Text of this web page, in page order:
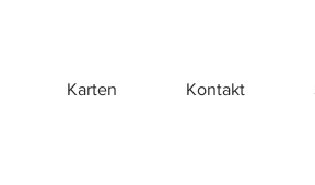
Karten Kontakt